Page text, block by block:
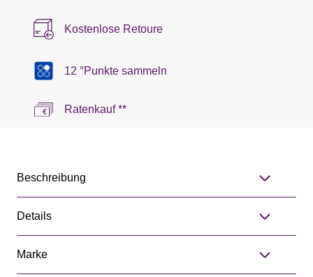
Kostenlose Retoure
12 °Punkte sammeln
Ratenkauf **
Beschreibung
Details
Marke